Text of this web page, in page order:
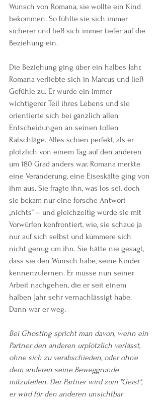
Wunsch von Romana, sie wollte ein Kind
bekommen. So fühlte sie sich immer
sicherer und ließ sich immer tiefer auf die
Beziehung ein.
Die Beziehung ging über ein halbes Jahr.
Romana verliebte sich in Marcus und ließ
Gefühle zu. Er wurde ein immer
wichtigerer Teil ihres Lebens und sie
orientierte sich bei gänzlich allen
Entscheidungen an seinen tollen
Ratschläge. Alles schien perfekt, als er
plötzlich von einem Tag auf den anderen
um 180 Grad anders war. Romana merkte
eine Veränderung, eine Eiseskälte ging von
ihm aus. Sie fragte ihn, was los sei, doch
sie bekam nur eine forsche Antwort
„nichts“ – und gleichzeitig wurde sie mit
Vorwürfen konfrontiert, wie, sie schaue ja
nur auf sich selbst und kümmere sich
nicht genug um ihn. Sie hätte nie gesagt,
dass sie den Wunsch habe, seine Kinder
kennenzulernen. Er müsse nun seiner
Arbeit nachgehen, die er seit einem
halben Jahr sehr vernachlässigt habe.
Dann war er weg.
Bei Ghosting spricht man davon, wenn ein
Partner den anderen urplötzlich verlässt,
ohne sich zu verabschieden, oder ohne
dem anderen seine Beweggründe
mitzuteilen. Der Partner wird zum "Geist",
er wird für den anderen unsichtbar